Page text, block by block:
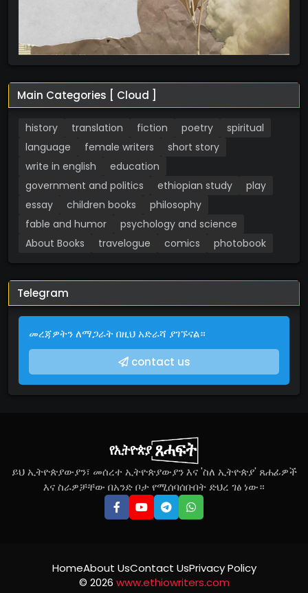
Main Categories [ Cloud ]
history translation fiction poetry
spiritual
language
female writers
short story
write in english
education
government and politics
ethiopian study
play
essay
children books
philosophy
fable and humor
psychology and science
About Books
travelogue comics photobook
Telegram
መረጃዎትን ለማጋራት በዚህ አድራሻ ያገኙናል።
contact us
ይህ ኢትዮጵያውያን፣ መሰረተ ኢትዮጵያውያን እና 'ስለ ኢትዮጵያ' ጸሐፊዎች
እና ስራዎቻቸው በአንድ ቦታ የሚሰባሰቡበት ድህረ ገፅ ነው።
© 2026 www.ethiowriters.com
HomeAbout UsContact UsPrivacy Policy